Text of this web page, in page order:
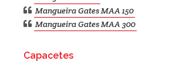
Mangueira Gates
Mangueira Gates MAA 150
Mangueira Gates MAA 300